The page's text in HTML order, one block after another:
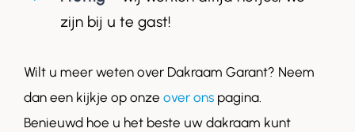
zijn bij u te gast!
Wilt u meer weten over Dakraam Garant? Neem
dan een kijkje op onze over ons pagina.
Benieuwd hoe u het beste uw dakraam kunt